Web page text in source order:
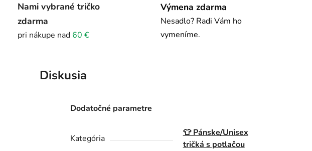
Nami vybrané tričko
zdarma
pri nákupe nad 60 €
Výmena zdarma
Nesadlo? Radi Vám ho
vymeníme.
Diskusia
Dodatočné parametre
Kategória
👕 Pánske/Unisex
tričká s potlačou